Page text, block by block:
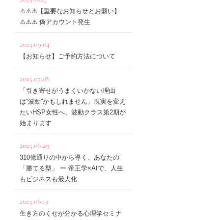
⚠️⚠️⚠️【重要なお知らせとお願い】
⚠️⚠️⚠️ 偽アカウント発生
2025.09.04
【お知らせ】ご予約方法について
2025.07.28
「引き寄せがうまくいかない理由
は“波動”かもしれません」現実を変え
たいHSP女性へ、波動クラス第2期が
始まります
2025.06.29
310億通りの中から導く、あなたの
「勝てる型」 ー 帝王学×AIで、人生
もビジネスも最大化
2025.06.13
生き方のくせが分かる心理学セミナ